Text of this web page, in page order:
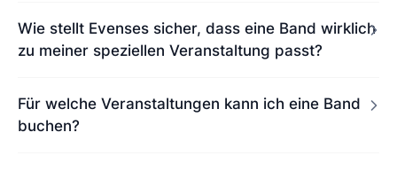
Wie stellt Evenses sicher, dass eine Band wirklich
zu meiner speziellen Veranstaltung passt?
Für welche Veranstaltungen kann ich eine Band
buchen?